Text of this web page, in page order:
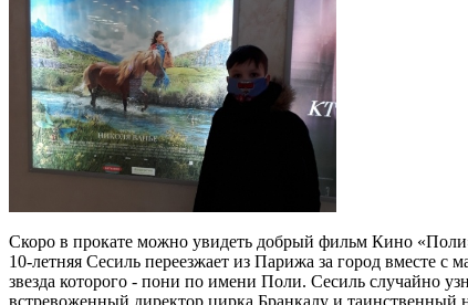
Скоро в прокате можно увидеть добрый фильм Кино
10-летняя Сесиль переезжает из Парижа за город вместе с
звезда которого - пони по имени Поли. Сесиль случайно